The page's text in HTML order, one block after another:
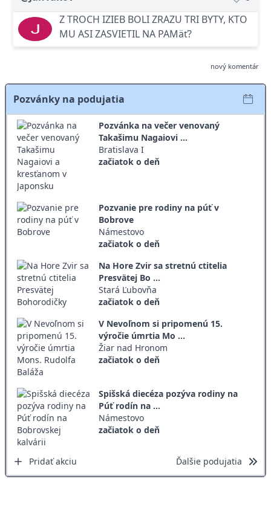
Z TROCH IZIEB BOLI ZRAZU TRI BYTY, KTO
MU ASI ZASVIETIL NA PAMäť?
nový komentár
Pozvánky na podujatia
Pozvánka na večer venovaný
Takašimu Nagaiovi ...
Bratislava I
začiatok o deň
Pozvanie pre rodiny na púť v
Bobrove
Námestovo
začiatok o deň
Na Hore Zvir sa stretnú ctitelia
Presvätej Bo ...
Stará Ľubovňa
začiatok o deň
V Nevoľnom si pripomenú 15.
výročie úmrtia Mo ...
Žiar nad Hronom
začiatok o deň
Spišská diecéza pozýva rodiny na
Púť rodín na ...
Námestovo
začiatok o deň
Pridať akciu Ďalšie podujatia